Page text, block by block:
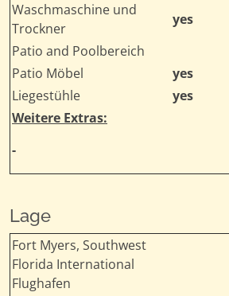
Waschmaschine und
Trockner
yes
Patio and Poolbereich
Patio Möbel
yes
Liegestühle
yes
Weitere Extras:
-
Lage
Fort Myers, Southwest
Florida International
Flughafen